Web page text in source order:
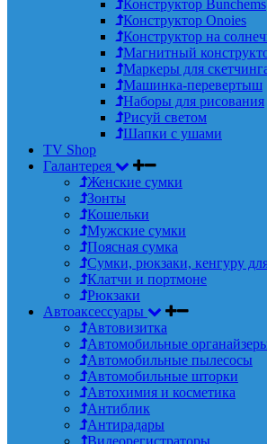
Конструктор Bunchems
Конструктор Onoies
Конструктор на
Магнитный
Маркеры для
Машинка-перевертыш
Наборы для рисования
Рисуй светом
Шапки с ушами
TV Shop
Галантерея
Женские сумки
Зонты
Кошельки
Мужские сумки
Поясная сумка
Сумки, рюкзаки, кенгуру
Клатчи и портмоне
Рюкзаки
Автоаксессуары
Автовизитка
Автомобильные
Автомобильные пылесосы
Автомобильные шторки
Автохимия и косметика
Антиблик
Антирадары
Видеорегистраторы